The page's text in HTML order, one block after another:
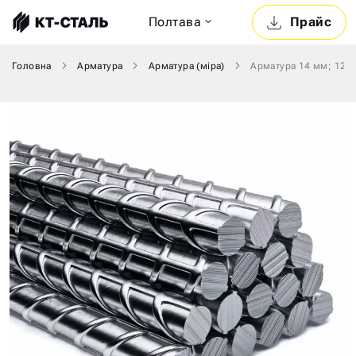
Прайс
Полтава
Головна Арматура Арматура (міра) Арматура 14 мм; 12 м